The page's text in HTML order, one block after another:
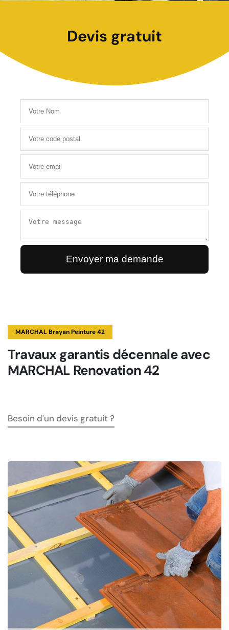
Devis gratuit
MARCHAL Brayan Peinture 42
Travaux garantis décennale avec
MARCHAL Renovation 42
Besoin d'un devis gratuit ?